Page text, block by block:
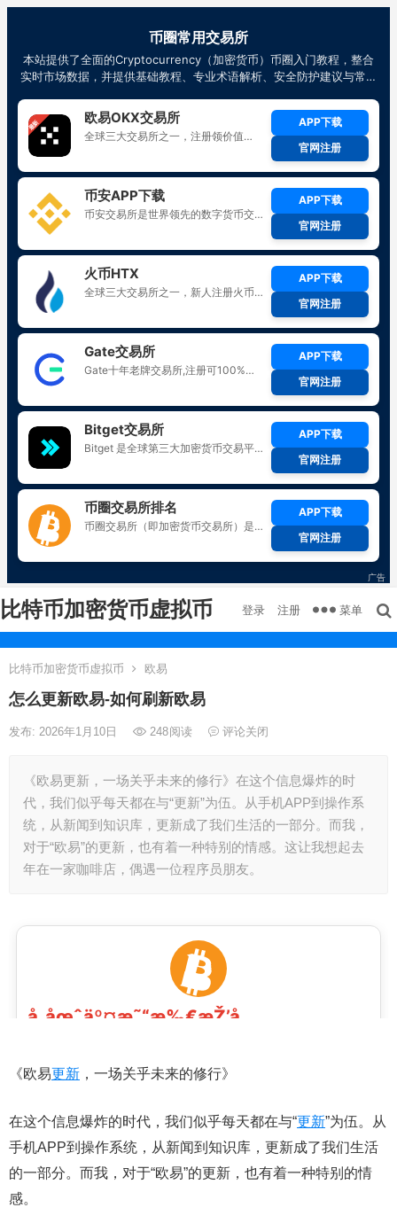
比特币加密货币虚拟币 登录 注册 菜单
比特币加密货币虚拟币 欧易
怎么更新欧易-如何刷新欧易
发布: 2026年1月10日 248阅读 评论关闭
《欧易更新，一场关乎未来的修行》在这个信息爆炸的时
代，我们似乎每天都在与“更新”为伍。从手机APP到操作系
统，从新闻到知识库，更新成了我们生活的一部分。而我，
对于“欧易”的更新，也有着一种特别的情感。这让我想起去
年在一家咖啡店，偶遇一位程序员朋友。
《欧易更新 ，一场关乎未来的修行》
在这个信息爆炸的时代，我们似乎每天都在与“更新”为伍。从
手机APP到操作系统，从新闻到知识库，更新成了我们生活
的一部分。而我，对于“欧易”的更新，也有着一种特别的情
感。